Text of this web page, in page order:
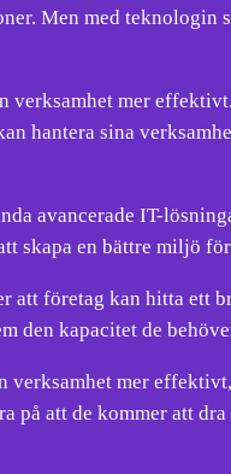
Men med
mer
hantera sina
avancerade IT-
skapa en bättre miljö
företag kan hitta ett
den kapacitet de
mer
på att de kommer att